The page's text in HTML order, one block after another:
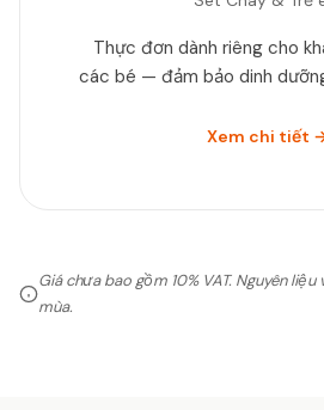
Thực đơn dành riêng cho
các bé — đảm bảo dinh
Xem chi tiết
Giá chưa bao gồm 10% VAT. Nguyên
mùa.